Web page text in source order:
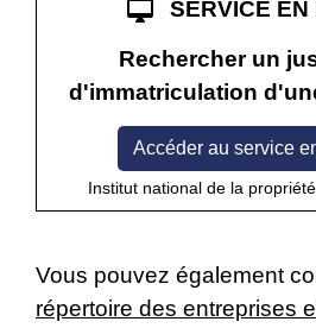
desktop_mac
SERVICE EN
Rechercher un
d'immatriculation
Accéder au service
Institut national de la
Vous pouvez également
répertoire des entreprises